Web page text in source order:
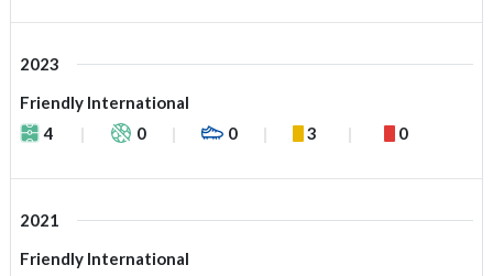
2023
Friendly International
4
0 0 3 0
2021
Friendly International